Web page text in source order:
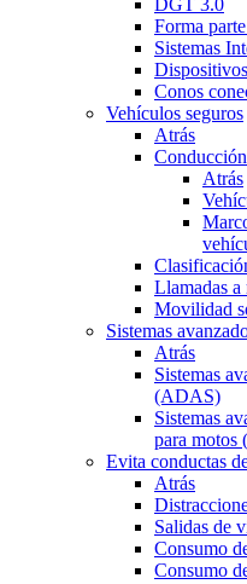
DGT 3.0
Forma
Sistemas
Conos
Vehículos seguros
Atrás
Atrás
Llamadas
Movilidad
Sistemas
Atrás
Sistemas
(ADAS)
Sistemas
para
Evita conductas
Atrás
Salidas de
Consumo
Consumo